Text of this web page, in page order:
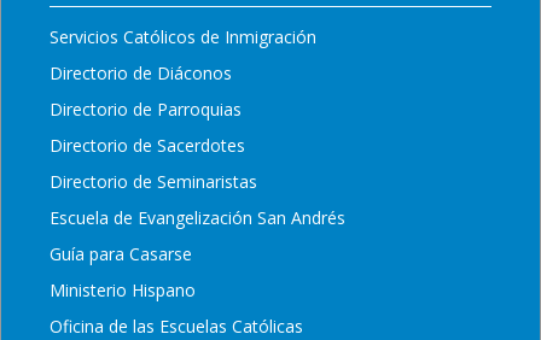
Servicios Católicos de Inmigración
Directorio de Diáconos
Directorio de Parroquias
Directorio de Sacerdotes
Directorio de Seminaristas
Escuela de Evangelización San Andrés
Guía para Casarse
Ministerio Hispano
Oficina de las Escuelas Católicas